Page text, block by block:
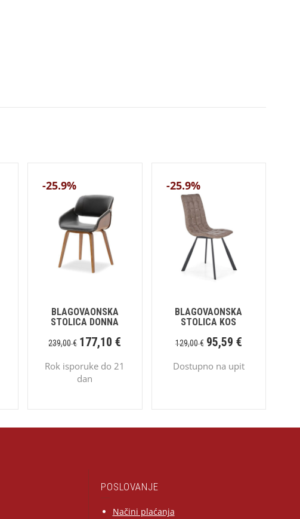
-25.9%
BLAGOVAONSKA
STOLICA DONNA
239,00€ 177,10€
Rok isporuke do 21
dan
-25.9%
BLAGOVAONSKA
STOLICA KOS
129,00€ 95,59 €
Dostupno na upit
POSLOVANJE
Načini plaćanja